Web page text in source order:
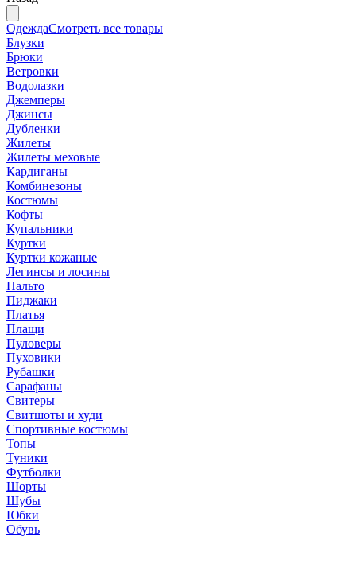
ОдеждаСмотреть все товары
Блузки
Брюки
Ветровки
Водолазки
Джемперы
Джинсы
Дубленки
Жилеты
Жилеты меховые
Кардиганы
Комбинезоны
Костюмы
Кофты
Купальники
Куртки
Куртки кожаные
Легинсы и лосины
Пальто
Пиджаки
Платья
Плащи
Пуловеры
Пуховики
Рубашки
Сарафаны
Свитеры
Свитшоты и худи
Спортивные костюмы
Топы
Туники
Футболки
Шорты
Шубы
Юбки
Обувь